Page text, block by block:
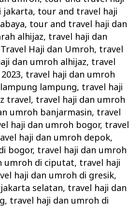
jakarta, tour and travel haji
, tour and travel haji dan
alhijaz, travel haji dan
Travel Haji dan Umroh, travel
dan umroh alhijaz, travel
, travel haji dan umroh
lampung, travel haji
travel, travel haji dan umroh
umroh banjarmasin, travel
haji dan umroh bogor, travel
haji dan umroh depok,
bogor, travel haji dan umroh
umroh di ciputat, travel haji
haji dan umroh di gresik,
selatan, travel haji dan
, travel haji dan umroh di